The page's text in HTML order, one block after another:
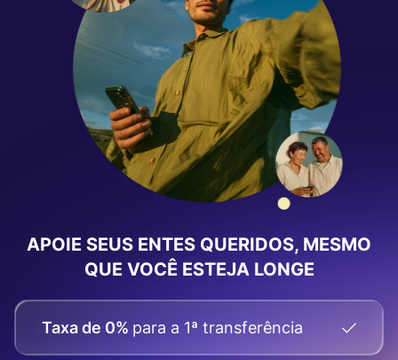
APOIE SEUS ENTES QUERIDOS, MESMO
QUE VOCÊ ESTEJA LONGE
Taxa de 0% para a 1ª transferência